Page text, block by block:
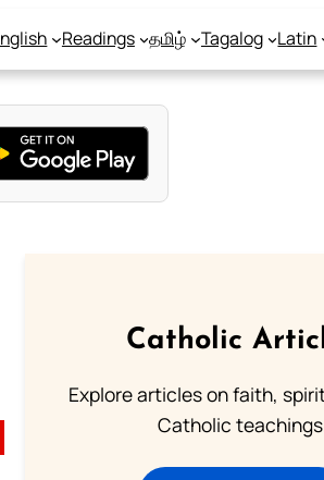
Readings தமிழ் Tagalog Latin
Catholic
Explore articles on faith,
Catholic